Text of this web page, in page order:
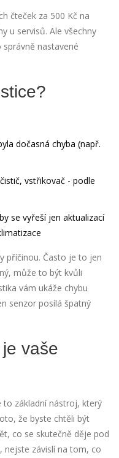
čteček za 500 Kč na
u servisů. Ale všechny
nastavené
dočasná chyba (např.
vstřikovač - podle
se vyřeší jen aktualizací
příčinou. Často je to jen
může to být kvůli
vám ukáže chybu
senzor posílá špatný
vaše
to základní nástroj, který
že byste chtěli být
co se skutečně děje pod
nejste závislí na tom, co